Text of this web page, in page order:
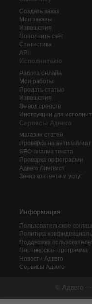
Создать заказ
Мои заказы
Извещения
Пополнить счёт
Статистика
API
Исполнителю
Работа онлайн
Мои работы
Продать статью
Извещения
Вывод средств
Инструкции для
Сервисы Адвего
Магазин статей
Проверка на антиплагиат
SEO-анализ текста
Проверка орфографии
Адвего Лингвист
Заказ контента и услуг
Информация
Пользовательское
Политика
Поддержка
Партнерская программа
Новости Адвего
Сервисы Адвего
© Адвего —